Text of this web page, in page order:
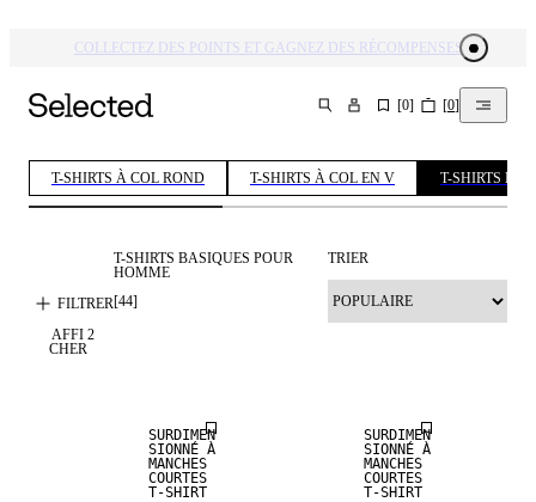
COLLECTEZ DES POINTS ET GAGNEZ DES RÉCOMPENSES
CHERCHER [0] [0]
T-SHIRTS À COL ROND T-SHIRTS À COL EN V T-SHIRTS
FILTRER
T-SHIRTS BASIQUES POUR
HOMME
[44]
TRIER
AFFI
CHER
2
SURDIMEN
SIONNÉ À
MANCHES
COURTES
T-SHIRT
SURDIMEN
SIONNÉ À
MANCHES
COURTES
T-SHIRT